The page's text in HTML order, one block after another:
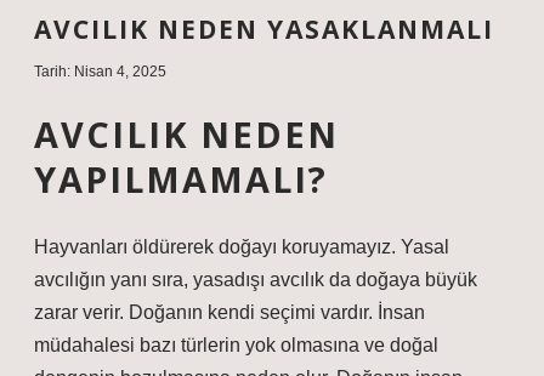
AVCILIK NEDEN YASAKLANMALI
Tarih: Nisan 4, 2025
AVCILIK NEDEN
YAPILMAMALI?
Hayvanları öldürerek doğayı koruyamayız. Yasal
avcılığın yanı sıra, yasadışı avcılık da doğaya büyük
zarar verir. Doğanın kendi seçimi vardır. İnsan
müdahalesi bazı türlerin yok olmasına ve doğal